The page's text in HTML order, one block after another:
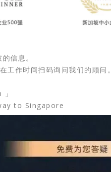
信息。
工作时间扫码询问我们的顾问。
」
to Singapore